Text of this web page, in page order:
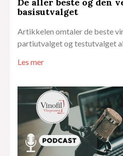
basisutvalget
Artikkelen omtaler de beste
partiutvalget og testutvalget
Les mer